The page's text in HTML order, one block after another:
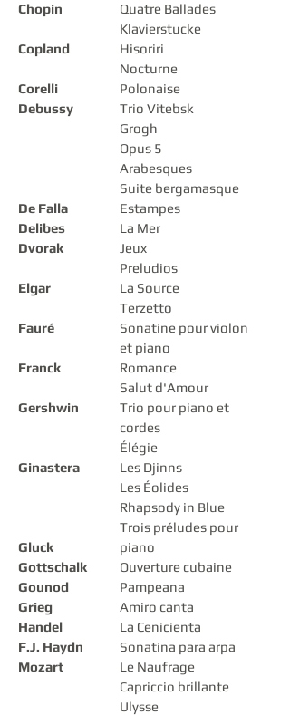
Chopin
Copland
Corelli
Debussy
​De Falla
Delibes
Dvorak
Elgar​
Fauré
Franck​
Gershwin
Ginastera
Gluck
Gottschalk
Gounod
Grieg
Handel
F.J. Haydn
Mozart​​
Quatre Ballades
Klavierstucke
Hisoriri
Nocturne
Polonaise
Trio Vitebsk
Grogh
Opus 5
Arabesques
Suite bergamasque
Estampes
La Mer
Jeux
Preludios
La Source
Terzetto
Sonatine pour violon
et piano
Romance
Salut d'Amour
Trio pour piano et
cordes
Élégie
Les Djinns
Les Éolides
Rhapsody in Blue
Trois préludes pour
piano
Ouverture cubaine
Pampeana
Amiro canta
La Cenicienta
Sonatina para arpa
Le Naufrage
Capriccio brillante
Ulysse